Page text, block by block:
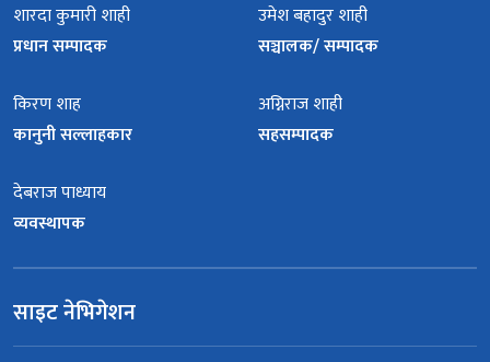
शारदा कुमारी शाही
प्रधान सम्पादक
उमेश बहादुर शाही
सञ्चालक/ सम्पादक
किरण शाह
कानुनी सल्लाहकार
अग्निराज शाही
सहसम्पादक
देबराज पाध्याय
व्यवस्थापक
साइट नेभिगेशन